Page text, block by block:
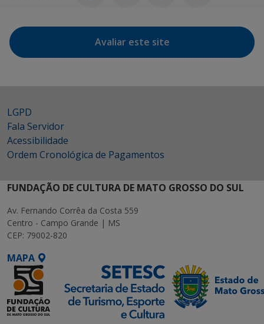
Avaliar este site
LGPD
Fala Servidor
Acessibilidade
Ordem Cronológica de Pagamentos
FUNDAÇÃO DE CULTURA DE MATO GROSSO DO SUL
Av. Fernando Corrêa da Costa 559
Centro - Campo Grande | MS
CEP: 79002-820
MAPA